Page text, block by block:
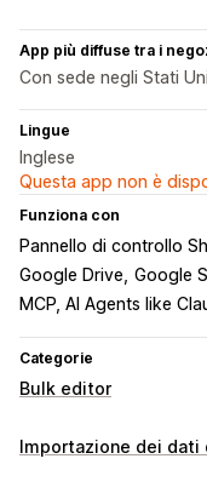
App più diffuse tra i
Con sede negli Stati
Lingue
Inglese
Questa app non è
Funziona con
Pannello di controllo
Google Drive Google
MCP, AI Agents like
Categorie
Bulk editor
Risorse modificabili
Importazione dei dati